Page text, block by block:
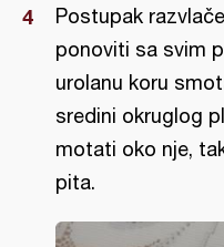
Postupak
ponoviti sa svim
urolanu koru
sredini okruglog
motati oko nje,
pita.